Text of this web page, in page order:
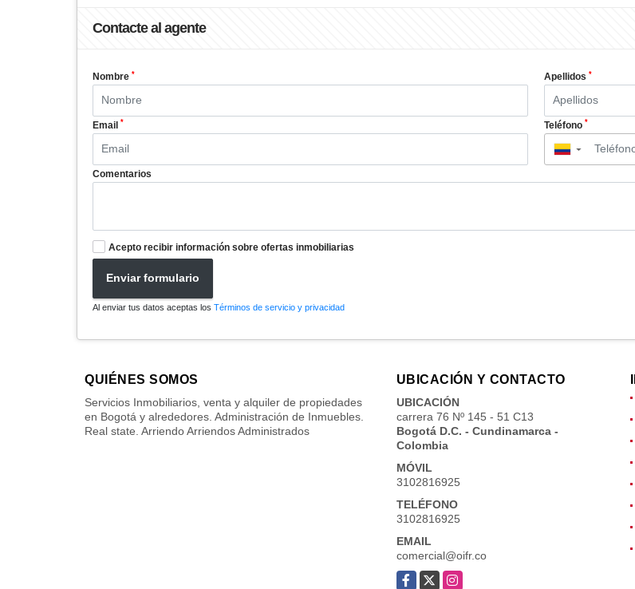
Contacte al agente
Nombre * Apellidos *
Email * Teléfono *
▼
Comentarios
Acepto recibir información sobre ofertas inmobiliarias
Enviar formulario
Al enviar tus datos aceptas los Términos de servicio y privacidad
QUIÉNES SOMOS
Servicios Inmobiliarios, venta y alquiler de propiedades
en Bogotá y alrededores. Administración de Inmuebles.
Real state. Arriendo Arriendos Administrados
UBICACIÓN Y CONTACTO
UBICACIÓN
carrera 76 Nº 145 - 51 C13
Bogotá D.C. - Cundinamarca -
Colombia
MÓVIL
3102816925
TELÉFONO
3102816925
EMAIL
comercial@oifr.co
Facebook
X Instagram